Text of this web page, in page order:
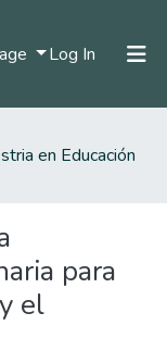
Log In (current)
en Educación
para
el